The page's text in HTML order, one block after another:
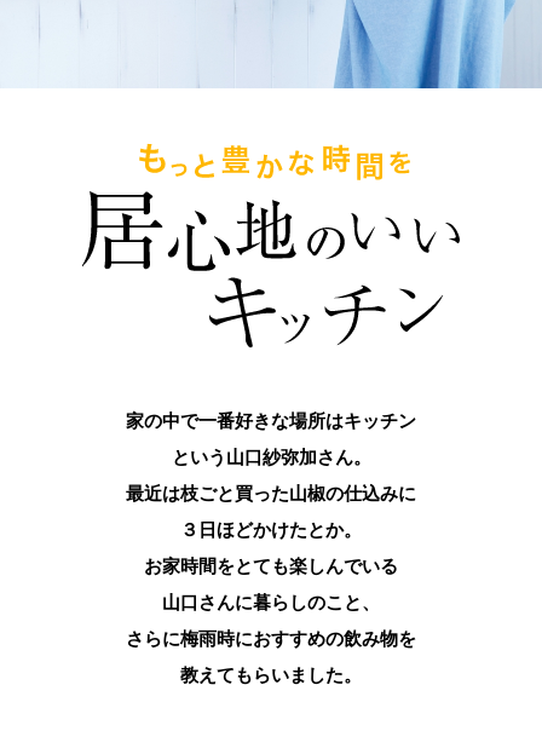
家の中で一番好きな場所はキッチン
という山口紗弥加さん。
最近は枝ごと買った山椒の仕込みに
３日ほどかけたとか。
お家時間をとても楽しんでいる
山口さんに暮らしのこと、
さらに梅雨時におすすめの飲み物を
教えてもらいました。